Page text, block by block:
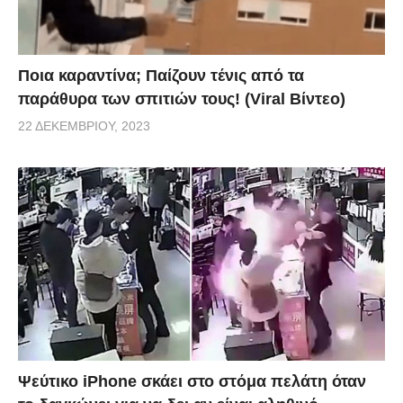
Ποια καραντίνα; Παίζουν τένις από τα
παράθυρα των σπιτιών τους! (Viral Βίντεο)
22 ΔΕΚΕΜΒΡΊΟΥ, 2023
Ψεύτικο iPhone σκάει στο στόμα πελάτη όταν